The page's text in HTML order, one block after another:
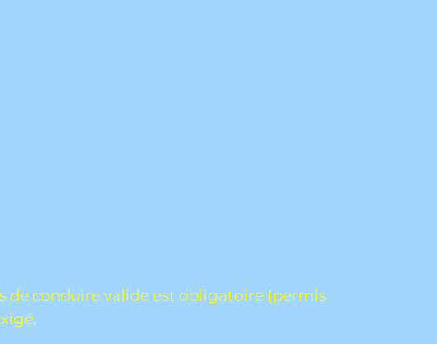
de conduire valide est obligatoire (permis